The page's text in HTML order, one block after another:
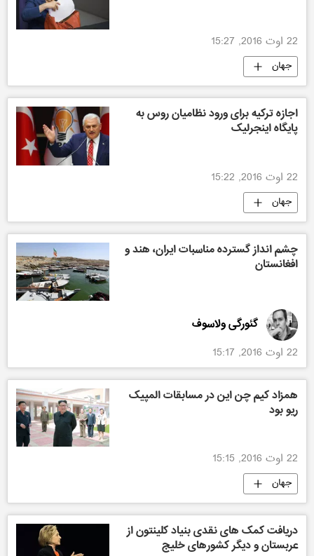
22 اوت 2016, 15:27
جهان
اجازه ترکیه برای ورود نظامیان روس به
پایگاه اینجرلیک
22 اوت 2016, 15:22
جهان
چشم انداز گسترده مناسبات ایران، هند و
افغانستان
گئورگی ولاسوف
22 اوت 2016, 15:17
همزاد کیم چن این در مسابقات المپیک
ریو بود
22 اوت 2016, 15:15
جهان
دریافت کمک های نقدی بنیاد کلینتون از
عربستان و دیگر کشورهای خلیج